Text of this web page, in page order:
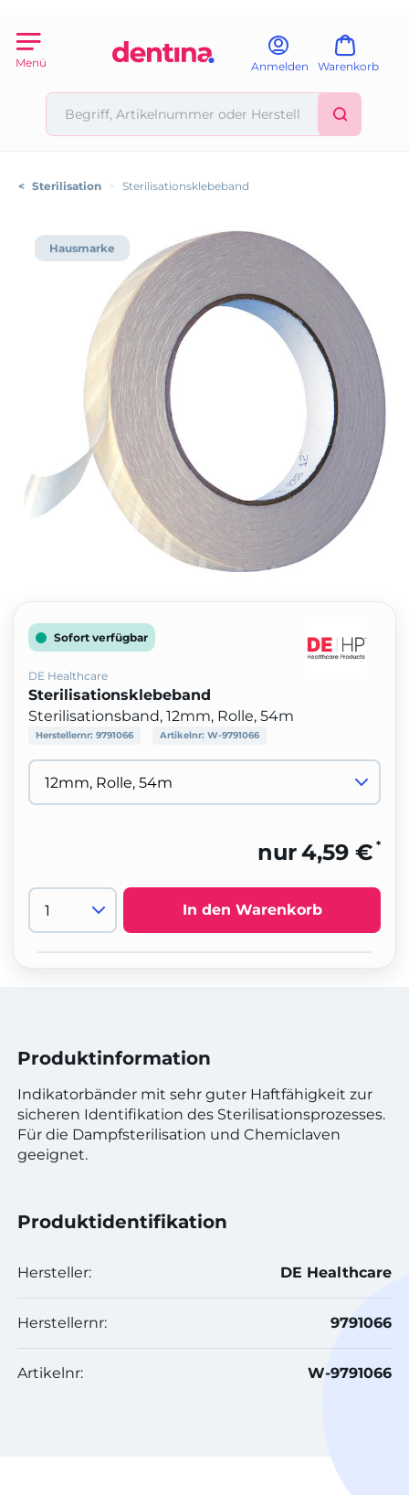
Menü Anmelden Warenkorb
< Sterilisation > Sterilisationsklebeband
Hausmarke
Sofort verfügbar
DE Healthcare
Sterilisationsklebeband
Sterilisationsband, 12mm, Rolle, 54m
Herstellernr: 9791066 Artikelnr: W-9791066
nur4,59 € *
In den Warenkorb
Produktinformation
Indikatorbänder mit sehr guter Haftfähigkeit zur
sicheren Identifikation des Sterilisationsprozesses.
Für die Dampfsterilisation und Chemiclaven
geeignet.
Produktidentifikation
Hersteller: DE Healthcare
Herstellernr: 9791066
Artikelnr: W-9791066